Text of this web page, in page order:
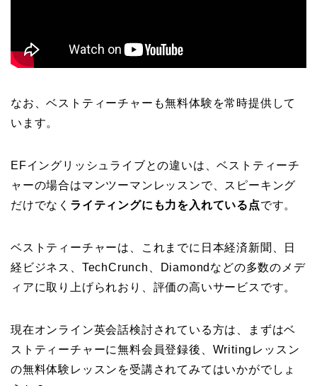
なお、ベストティーチャーも無料体験を常時提供して
います。
EFイングリッシュライブとの違いは、ベストティーチ
ャーの場合はマンツーマンレッスンで、スピーキング
だけでなく ライティングにも力を入れている点です。
ベストティーチャーは、これまでに日本経済新聞、日
経ビジネス、TechCrunch、Diamondなどの多数のメデ
ィアに取り上げられおり、評価の高いサービスです。
現在オンライン英会話検討されている方は、まずはベ
ストティーチャーに無料会員登録後、Writingレッスン
の無料体験レッスンを受講されてみてはいかがでしょ